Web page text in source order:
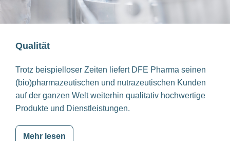
Qualität
Trotz beispielloser Zeiten liefert DFE Pharma seinen
(bio)pharmazeutischen und nutrazeutischen Kunden
auf der ganzen Welt weiterhin qualitativ hochwertige
Produkte und Dienstleistungen.
Mehr lesen